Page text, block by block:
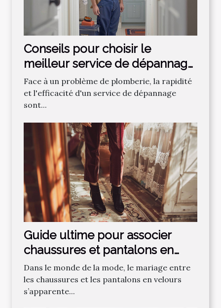
Conseils pour choisir le
meilleur service de dépannage
plomberie
Face à un problème de plomberie, la rapidité
et l'efficacité d'un service de dépannage
sont...
Guide ultime pour associer
chaussures et pantalons en
velours
Dans le monde de la mode, le mariage entre
les chaussures et les pantalons en velours
s’apparente...